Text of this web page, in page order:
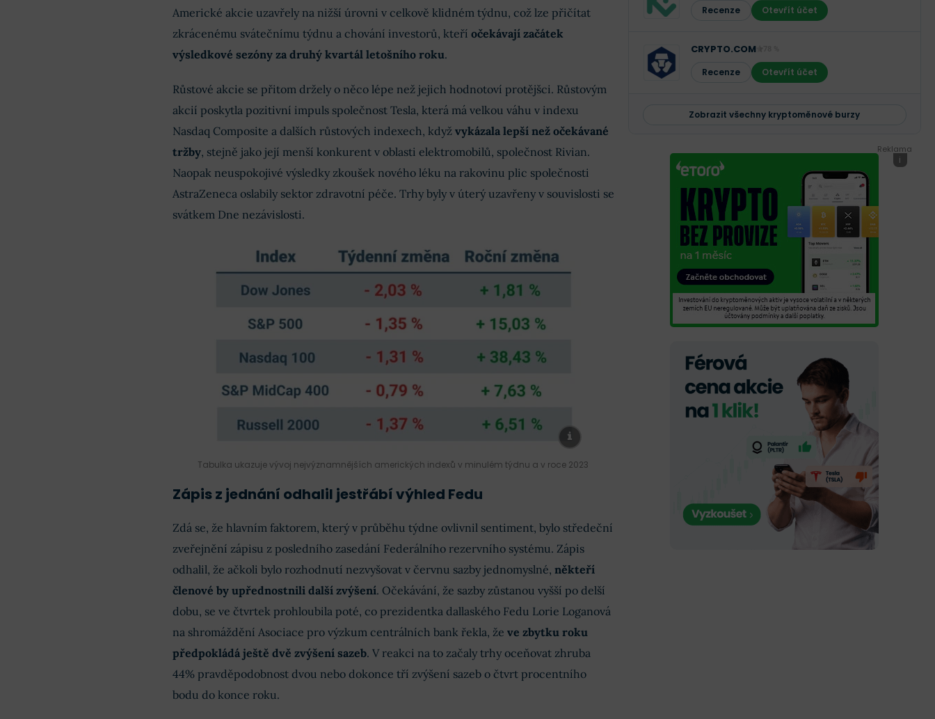
Americké akcie uzavřely na nižší úrovni v celkově klidném týdnu, což lze přičítat
zkrácenému svátečnímu týdnu a chování investorů, kteří očekávají začátek
výsledkové sezóny za druhý kvartál letošního roku.
Růstové akcie se přitom držely o něco lépe než jejich hodnotoví protějšci. Růstovým
akcií poskytla pozitivní impuls společnost Tesla, která má velkou váhu v indexu
Nasdaq Composite a dalších růstových indexech, když vykázala lepší než očekávané
tržby, stejně jako její menší konkurent v oblasti elektromobilů, společnost Rivian.
Naopak neuspokojivé výsledky zkoušek nového léku na rakovinu plic společnosti
AstraZeneca oslabily sektor zdravotní péče. Trhy byly v úterý uzavřeny v souvislosti se
svátkem Dne nezávislosti.
Tabulka ukazuje vývoj nejvýznamnějších amerických indexů v minulém týdnu a v roce 2023
Zápis z jednání odhalil jestřábí výhled Fedu
Zdá se, že hlavním faktorem, který v průběhu týdne ovlivnil sentiment, bylo středeční
zveřejnění zápisu z posledního zasedání Federálního rezervního systému. Zápis
odhalil, že ačkoli bylo rozhodnutí nezvyšovat v červnu sazby jednomyslné, někteří
členové by upřednostnili další zvýšení. Očekávání, že sazby zůstanou vyšší po delší
dobu, se ve čtvrtek prohloubila poté, co prezidentka dallaského Fedu Lorie Loganová
na shromáždění Asociace pro výzkum centrálních bank řekla, že ve zbytku roku
předpokládá ještě dvě zvýšení sazeb. V reakci na to začaly trhy oceňovat zhruba
44% pravděpodobnost dvou nebo dokonce tří zvýšení sazeb o čtvrt procentního
bodu do konce roku.
Recenze Otevřít účet
CRYPTO.COM
Recenze Otevřít účet
Zobrazit všechny kryptoměnové burzy
Reklama
i